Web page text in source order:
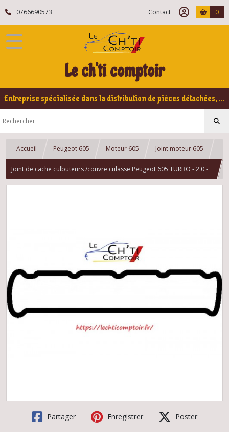
0766690573 Contact 0
Le ch'ti comptoir
Entreprise spécialisée dans la distribution de pièces détachées, refabrication pour voitures Yountimers Peugeot 205 GTI, 309 GTI - GTI16
Accueil Peugeot 605 Moteur 605 Joint moteur 605
Joint de cache culbuteurs /couvre culasse Peugeot 605 TURBO - 2.0 -
Partager Enregistrer Poster